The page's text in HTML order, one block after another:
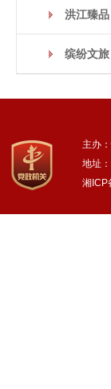
洪江臻品
缤纷文旅
主办
地址
湘ICP